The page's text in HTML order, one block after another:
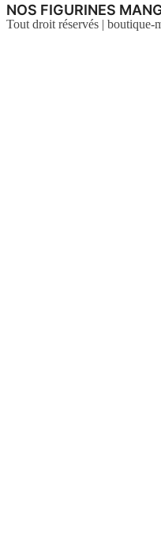
NOS FIGURINES
Tout droit réservés | boutique-